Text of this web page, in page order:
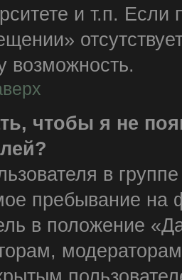
и т.п. Если
возможность.
чтобы я не
в
пребывание на
в положение